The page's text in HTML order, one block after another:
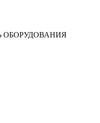
ОБОРУДОВАНИЯ